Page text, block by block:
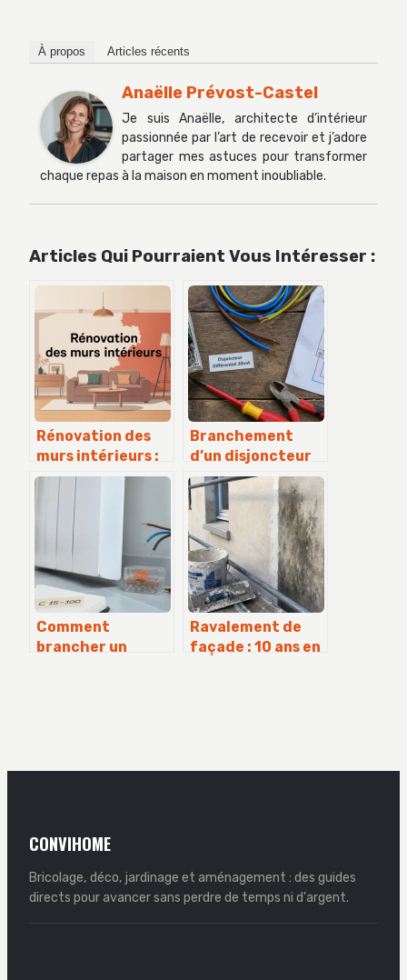
À propos Articles récents
Anaëlle Prévost-Castel
Je suis Anaëlle, architecte d’intérieur
passionnée par l’art de recevoir et j’adore
partager mes astuces pour transformer
chaque repas à la maison en moment inoubliable.
Articles Qui Pourraient Vous Intéresser :
Rénovation des
murs intérieurs :
méthodes, coûts
et erreurs à
éviter
Branchement
d’un disjoncteur
différentiel 30mA
: schéma, normes
et sécurité
Comment
brancher un
Ravalement de
façade : 10 ans en
CONVIHOME
Bricolage, déco, jardinage et aménagement : des guides
directs pour avancer sans perdre de temps ni d'argent.